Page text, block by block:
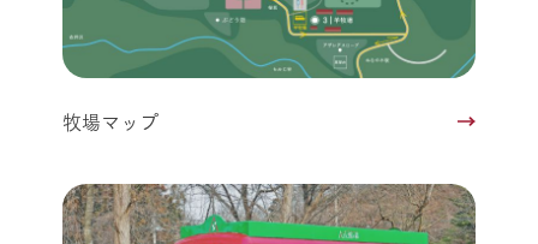
牧場マップ